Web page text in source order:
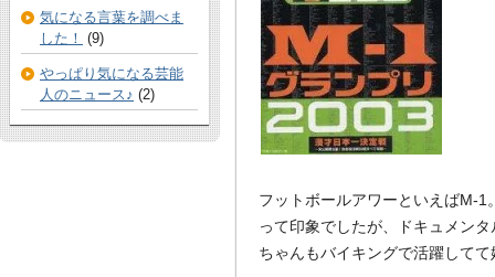
フットボールアワーといえばM-
って印象でしたが、ドキュメン
ちゃんもバイキングで活躍してて
気になる言葉を調べま
した！ (9)
やっぱり気になる芸能
人のニュース♪ (2)